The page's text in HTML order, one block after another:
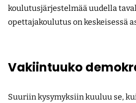
koulutusjärjestelmää uudella
opettajakoulutus on keskeisessä
Vakiintuuko
Suuriin kysymyksiin kuuluu se,